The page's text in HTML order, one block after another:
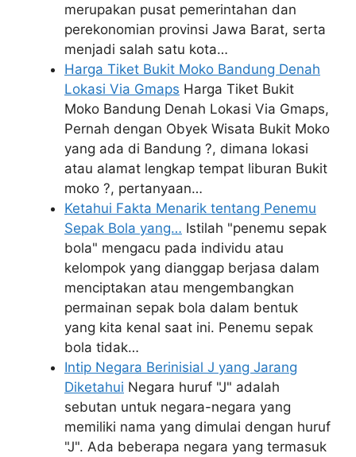
merupakan pusat pemerintahan dan
perekonomian provinsi Jawa Barat, serta
menjadi salah satu kota…
Harga Tiket Bukit Moko Bandung Denah
Lokasi Via Gmaps Harga Tiket Bukit
Moko Bandung Denah Lokasi Via Gmaps,
Pernah dengan Obyek Wisata Bukit Moko
yang ada di Bandung ?, dimana lokasi
atau alamat lengkap tempat liburan Bukit
moko ?, pertanyaan…
Ketahui Fakta Menarik tentang Penemu
Sepak Bola yang… Istilah "penemu sepak
bola" mengacu pada individu atau
kelompok yang dianggap berjasa dalam
menciptakan atau mengembangkan
permainan sepak bola dalam bentuk
yang kita kenal saat ini. Penemu sepak
bola tidak…
Intip Negara Berinisial J yang Jarang
Diketahui Negara huruf "J" adalah
sebutan untuk negara-negara yang
memiliki nama yang dimulai dengan huruf
"J". Ada beberapa negara yang termasuk